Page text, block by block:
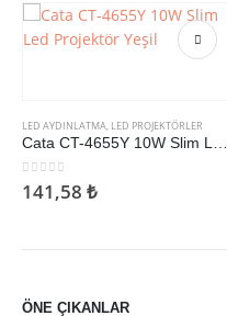
LED AYDINLATMA, SOKAK LED ARMATÜRLERI
Cata CT-4680 30W Sokak Armatürü
0 5 üzerinden
560,46 ₺